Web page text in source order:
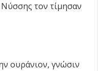
τον τίμησαν
ουράνιον, γνώσιν